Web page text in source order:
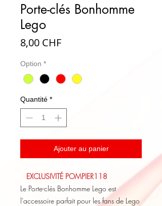
Porte-clés Bonhomme
Lego
8,00 CHFPrix
Option *
Quantité *
Ajouter au panier
EXCLUSIVITÉ POMPIER118
Le Porte-clés Bonhomme Lego est
l'accessoire parfait pour les fans de Lego